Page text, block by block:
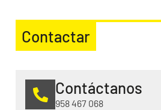
Contactar
Contáctanos
958 467 068